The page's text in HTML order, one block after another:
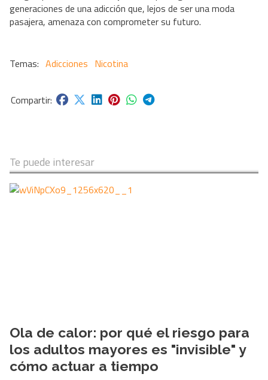
generaciones de una adicción que, lejos de ser una moda
pasajera, amenaza con comprometer su futuro.
Adicciones Nicotina
Te puede interesar
Ola de calor: por qué el riesgo para
los adultos mayores es "invisible" y
cómo actuar a tiempo